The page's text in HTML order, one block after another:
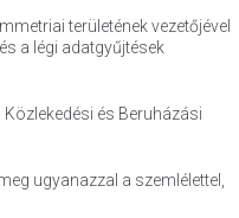
területének vezetőjével
a légi adatgyűjtések
és Beruházási
ugyanazzal a szemlélettel,